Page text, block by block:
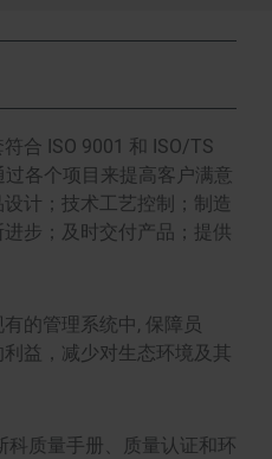
合 ISO 9001 和 ISO/TS
各个项目来提高客户满意
计；技术工艺控制；制造
步；及时交付产品；提供
的管理系统中, 保障员
益，减少对生态环境及其
科质量手册、质量认证和环